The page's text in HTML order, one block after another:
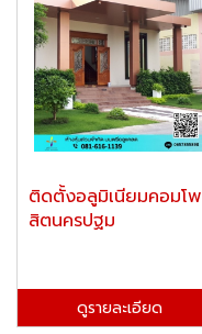
ติดตั้งอลูมิเนียมคอมโพ
สิตนครปฐม
ดูรายละเอียด